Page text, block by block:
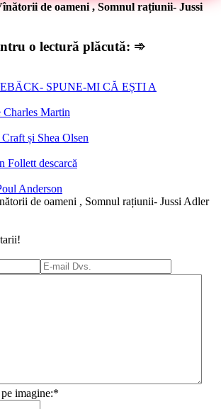
de oameni , Somnul rațiunii- Jussi
o lectură plăcută: ➾
SPUNE-MI CĂ EȘTI A
Martin
și Shea Olsen
Follett descarcă
Anderson
de oameni , Somnul rațiunii- Jussi Adler
imagine:*